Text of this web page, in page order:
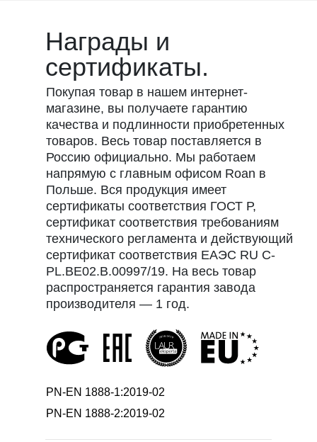
Покупая товар в нашем интернет-
магазине, вы получаете гарантию
качества и подлинности приобретенных
товаров. Весь товар поставляется в
Россию официально. Мы работаем
напрямую с главным офисом Roan в
Польше. Вся продукция имеет
сертификаты соответствия ГОСТ Р,
сертификат соответствия требованиям
технического регламента и действующий
сертификат соответствия EAЭC RU С-
PL.ВЕ02.В.00997/19. На весь товар
распространяется гарантия завода
производителя — 1 год.
Награды и
сертификаты.
PN-EN 1888-1:2019-02
PN-EN 1888-2:2019-02